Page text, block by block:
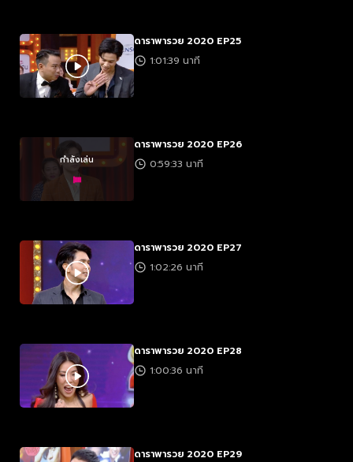
ดาราพารวย 2020 EP25
1:01:39 นาที
กำลังเล่น
ดาราพารวย 2020 EP26
0:59:33 นาที
ดาราพารวย 2020 EP27
1:02:26 นาที
ดาราพารวย 2020 EP28
1:00:36 นาที
ดาราพารวย 2020 EP29